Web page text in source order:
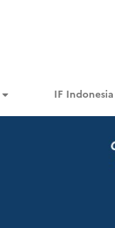
IF Indonesia